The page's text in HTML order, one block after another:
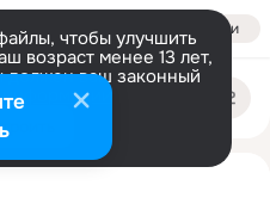
Войти
чтобы улучшить
возраст менее 13 лет,
должен ваш законный
информации